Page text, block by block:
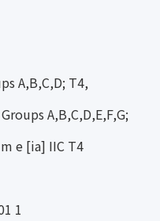
A,B,C,D; T4,
A,B,C,D,E,F,G;
m e [ia] IIC T4
1